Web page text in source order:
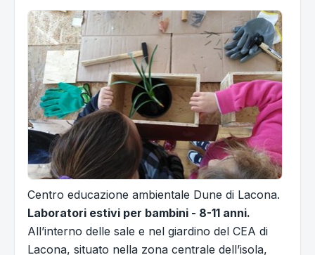
Centro educazione ambientale Dune di Lacona.
Laboratori estivi per bambini - 8-11 anni.
All’interno delle sale e nel giardino del CEA di
Lacona, situato nella zona centrale dell’isola,